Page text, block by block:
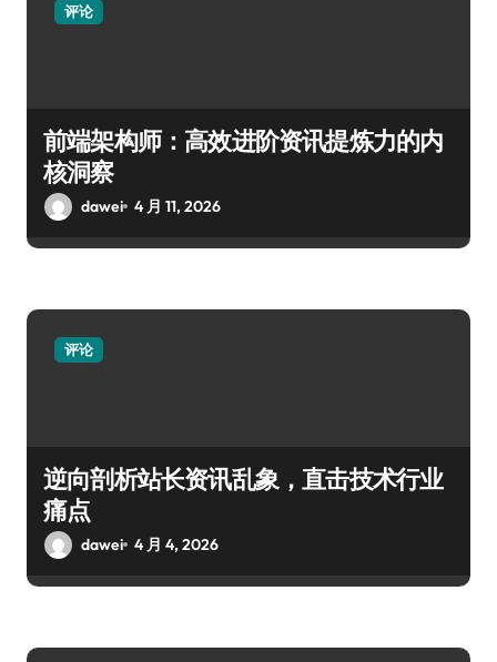
评论
前端架构师：高效进阶资讯提炼力的内
核洞察
dawei 4 月 11, 2026
评论
逆向剖析站长资讯乱象，直击技术行业
痛点
dawei 4 月 4, 2026